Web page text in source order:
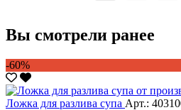
Вы смотрели ранее
-60%
Ложка для разлива супа Арт.: